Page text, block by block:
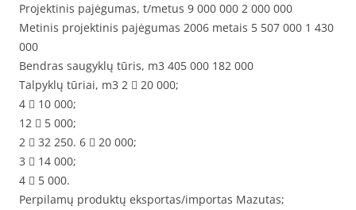
Projektinis pajėgumas, t/metus 9 000 000 2 000 000
Metinis projektinis pajėgumas 2006 metais 5 507 000 1 430
000
Bendras saugyklų tūris, m3 405 000 182 000
Talpyklų tūriai, m3 2  20 000;
4  10 000;
12  5 000;
2  32 250. 6  20 000;
3  14 000;
4  5 000.
Perpilamų produktų eksportas/importas Mazutas;